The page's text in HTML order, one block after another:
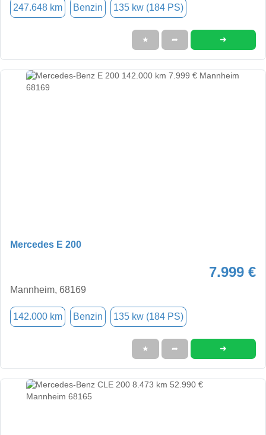
247.648 km Benzin 135 kw (184 PS)
★ ➦ ➜
Mercedes E 200
7.999 €
Mannheim, 68169
142.000 km Benzin 135 kw (184 PS)
★ ➦ ➜